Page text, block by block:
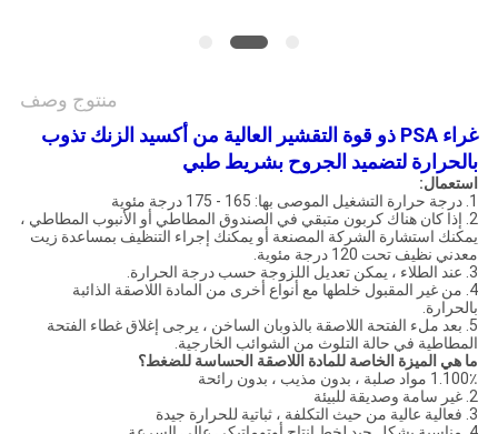
منتوج وصف
غراء PSA ذو قوة التقشير العالية من أكسيد الزنك تذوب
بالحرارة لتضميد الجروح بشريط طبي
استعمال:
1. درجة حرارة التشغيل الموصى بها: 165 - 175 درجة مئوية
2. إذا كان هناك كربون متبقي في الصندوق المطاطي أو الأنبوب المطاطي ،
يمكنك استشارة الشركة المصنعة أو يمكنك إجراء التنظيف بمساعدة زيت
معدني نظيف تحت 120 درجة مئوية.
3. عند الطلاء ، يمكن تعديل اللزوجة حسب درجة الحرارة.
4. من غير المقبول خلطها مع أنواع أخرى من المادة اللاصقة الذائبة
بالحرارة.
5. بعد ملء الفتحة اللاصقة بالذوبان الساخن ، يرجى إغلاق غطاء الفتحة
المطاطية في حالة التلوث من الشوائب الخارجية.
ما هي الميزة الخاصة للمادة اللاصقة الحساسة للضغط؟
1.100٪ مواد صلبة ، بدون مذيب ، بدون رائحة
2. غير سامة وصديقة للبيئة
3. فعالية عالية من حيث التكلفة ، ثباتية للحرارة جيدة